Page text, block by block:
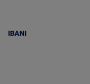
IBANI